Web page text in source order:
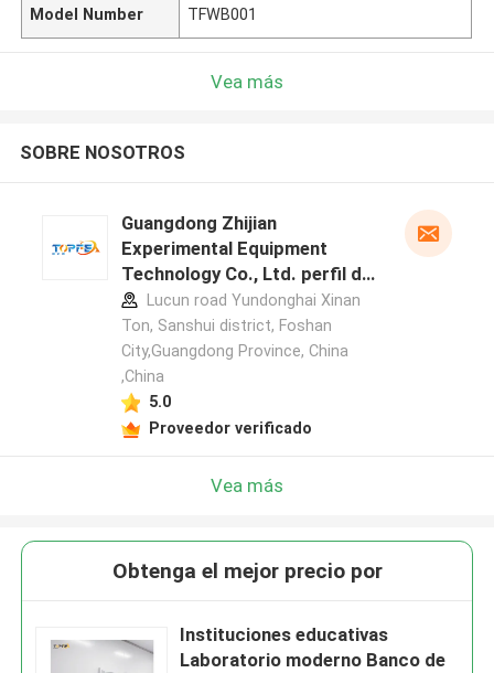
Model Number TFWB001
Vea más
SOBRE NOSOTROS
Guangdong Zhijian
Experimental Equipment
Technology Co., Ltd. perfil del
fabricante
Lucun road Yundonghai Xinan
Ton, Sanshui district, Foshan
City,Guangdong Province, China
,China
5.0
Proveedor verificado
Vea más
Obtenga el mejor precio por
Instituciones educativas
Laboratorio moderno Banco de